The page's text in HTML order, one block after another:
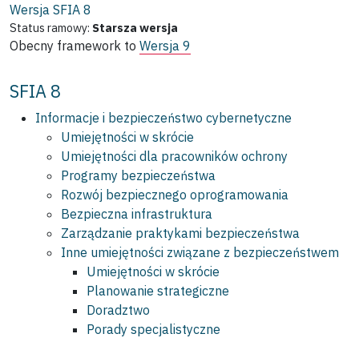
Wersja SFIA 8
Status ramowy: Starsza wersja
Obecny framework to Wersja 9
SFIA 8
Informacje i bezpieczeństwo cybernetyczne
Umiejętności w skrócie
Umiejętności dla pracowników ochrony
Programy bezpieczeństwa
Rozwój bezpiecznego oprogramowania
Bezpieczna infrastruktura
Zarządzanie praktykami bezpieczeństwa
Inne umiejętności związane z bezpieczeństwem
Umiejętności w skrócie
Planowanie strategiczne
Doradztwo
Porady specjalistyczne